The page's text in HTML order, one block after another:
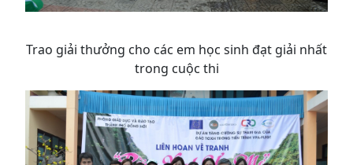
Trao giải thưởng cho các em học sinh đạt giải nhất
trong cuộc thi